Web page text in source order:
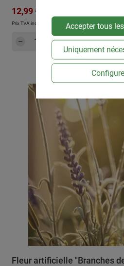
Prix de vente :
12,99 €
Prix TVA incluse, en sus Frais d'expédition
Quantité de produit :
Dans le
Fleur artificielle "Branches
Accepter tous
Uniquement